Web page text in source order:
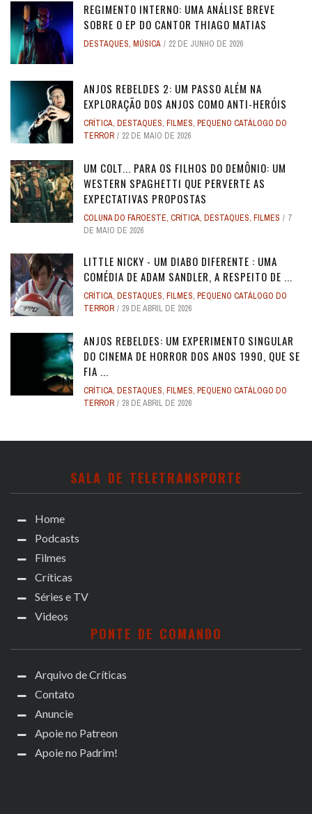
REGIMENTO INTERNO: UMA ANÁLISE BREVE
SOBRE O EP DO CANTOR THIAGO MATIAS
DESTAQUES, MÚSICA 22 DE JUNHO DE 2026
ANJOS REBELDES 2: UM PASSO ALÉM NA
EXPLORAÇÃO DOS ANJOS COMO ANTI-HERÓIS
CRÍTICA, DESTAQUES, FILMES, PEQUENO CATÁLOGO DO
TERROR
22 DE MAIO DE 2026
UM COLT... PARA OS FILHOS DO DEMÔNIO: UM
WESTERN SPAGHETTI QUE PERVERTE AS
EXPECTATIVAS PROPOSTAS
COLUNA DO FAROESTE, CRÍTICA, DESTAQUES, FILMES
7
DE MAIO DE 2026
LITTLE NICKY - UM DIABO DIFERENTE : UMA
COMÉDIA DE ADAM SANDLER, A RESPEITO DE ...
CRÍTICA, DESTAQUES, FILMES, PEQUENO CATÁLOGO DO
TERROR
29 DE ABRIL DE 2026
ANJOS REBELDES: UM EXPERIMENTO SINGULAR
DO CINEMA DE HORROR DOS ANOS 1990, QUE SE
FIA ...
CRÍTICA, DESTAQUES, FILMES, PEQUENO CATÁLOGO DO
TERROR
28 DE ABRIL DE 2026
SALA DE TELETRANSPORTE
Home
Podcasts
Filmes
Críticas
Séries e TV
Videos
PONTE DE COMANDO
Arquivo de Críticas
Contato
Anuncie
Apoie no Patreon
Apoie no Padrim!